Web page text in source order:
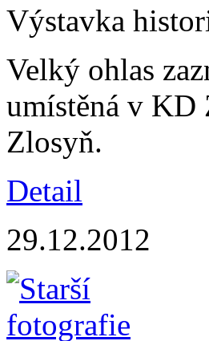
Výstavka
Velký ohlas
umístěná v KD
Zlosyň.
Detail
29.12.2012